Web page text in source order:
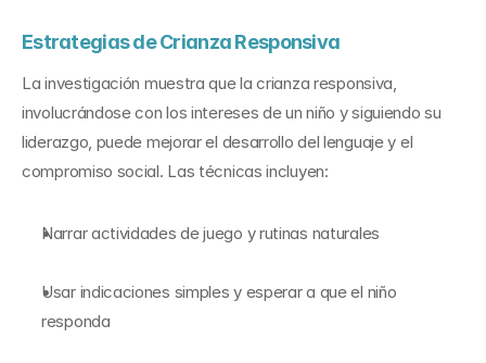
Estrategias de Crianza Responsiva
La investigación muestra que la crianza responsiva,
involucrándose con los intereses de un niño y siguiendo su
liderazgo, puede mejorar el desarrollo del lenguaje y el
compromiso social. Las técnicas incluyen:
Narrar actividades de juego y rutinas naturales
Usar indicaciones simples y esperar a que el niño
responda